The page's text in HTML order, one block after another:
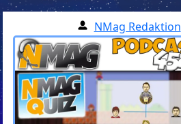
NMag Redaktion